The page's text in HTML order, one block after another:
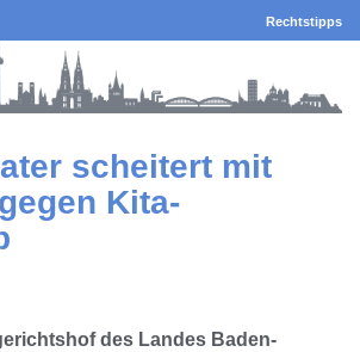
Rechtstipps
scheitert mit
Kita-
des Landes Baden-